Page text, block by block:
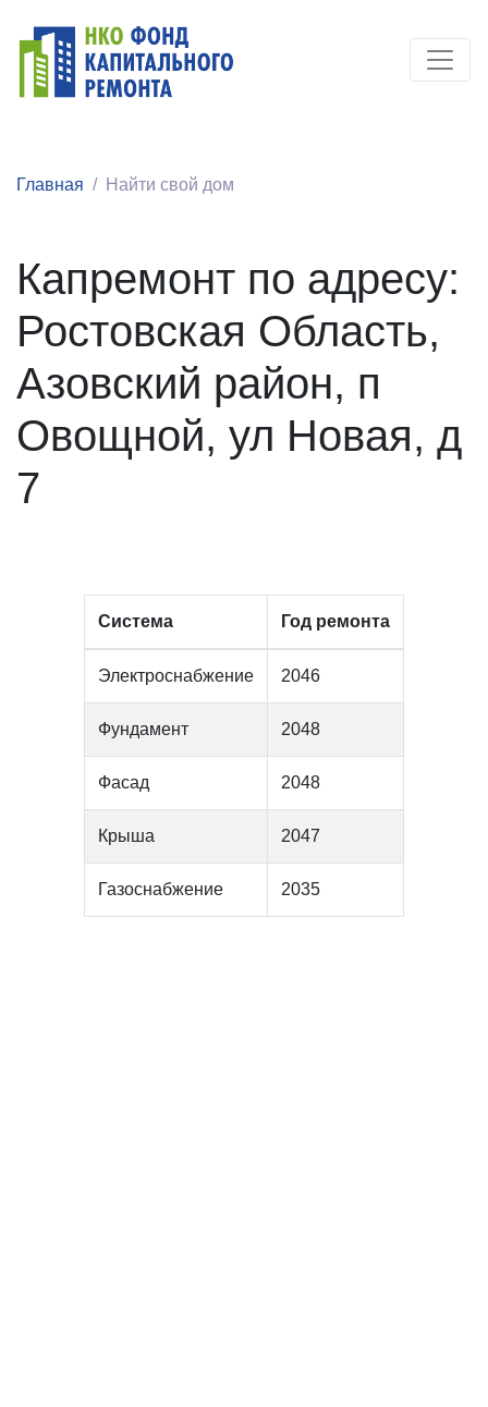
Главная Найти свой дом
Капремонт по адресу:
Ростовская Область,
Азовский район, п
Овощной, ул Новая, д
7
Система Год ремонта
Электроснабжение 2046
Фундамент 2048
Фасад 2048
Крыша 2047
Газоснабжение 2035